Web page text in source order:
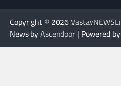
Copyright © 2026
News byAscendoor | Powered by